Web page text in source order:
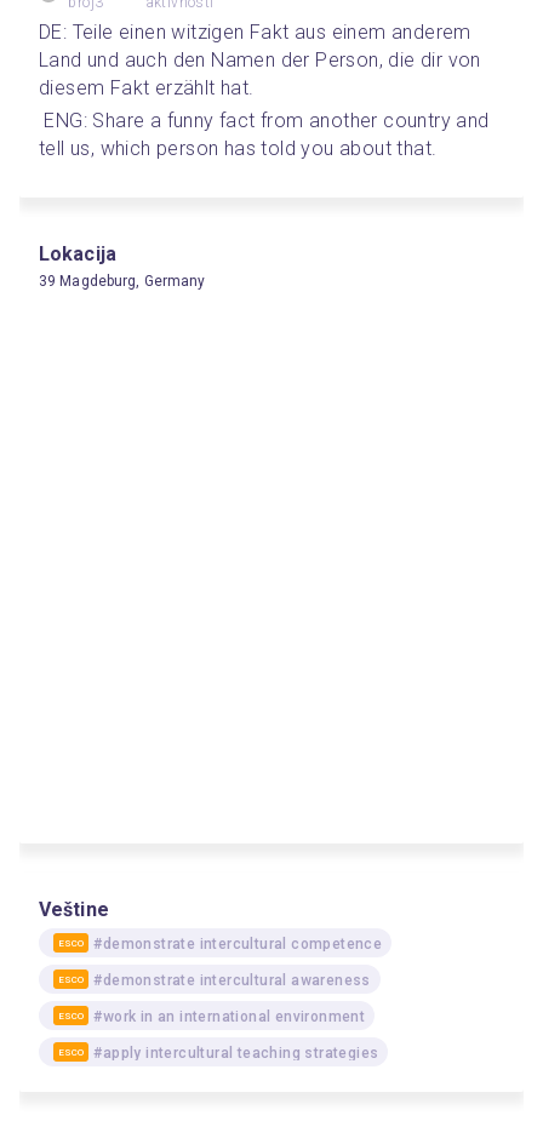
DE: Teile einen witzigen Fakt aus einem anderem
Land und auch den Namen der Person, die dir von
diesem Fakt erzählt hat.
tell us, which person has told you about that.
Lokacija
39 Magdeburg, Germany
Veštine
ESCO #demonstrate intercultural competence
ESCO #demonstrate intercultural awareness
ESCO #work in an international environment
ESCO #apply intercultural teaching strategies